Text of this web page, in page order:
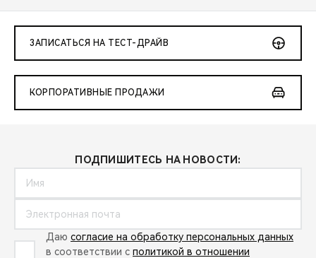
ЗАПИСАТЬСЯ НА ТЕСТ-ДРАЙВ
КОРПОРАТИВНЫЕ ПРОДАЖИ
ПОДПИШИТЕСЬ НА НОВОСТИ:
Даю согласие на обработку персональных данных
в соответствии с политикой в отношении